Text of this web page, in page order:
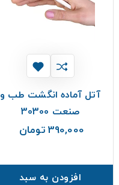
آتل آماده انگشت طب و
صنعت 30300
390,000 تومان
افزودن به سبد